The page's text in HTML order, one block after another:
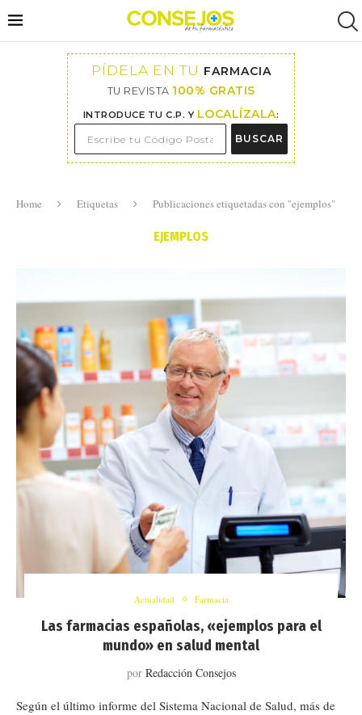
PÍDELA EN TU FARMACIA
TU REVISTA 100% GRATIS
INTRODUCE TU C.P. Y LOCALÍZALA:
BUSCAR
Home Etiquetas Publicaciones etiquetadas con "ejemplos"
EJEMPLOS
Actualidad Farmacia
Las farmacias españolas, «ejemplos para el
mundo» en salud mental
por Redacción Consejos
Según el último informe del Sistema Nacional de Salud, más de